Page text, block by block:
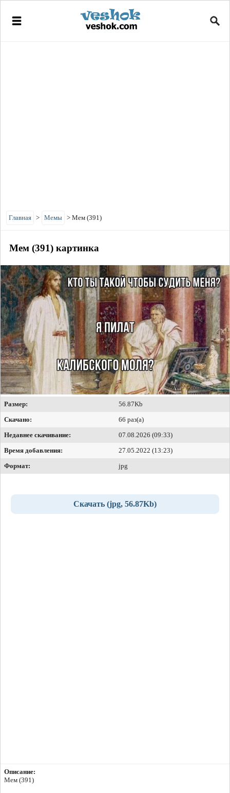
Главная > Мемы > Мем (391)
Мем (391) картинка
Размер:
56.87Kb
Скачано:
66 раз(а)
Недавнее скачивание:
07.08.2026 (09:33)
Время добавления:
27.05.2022 (13:23)
Формат:
jpg
Скачать (jpg, 56.87Kb)
Описание:
Мем (391)